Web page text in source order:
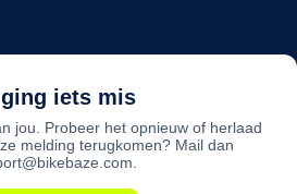
iets mis
jou. Probeer het opnieuw of herlaad
melding terugkomen? Mail dan